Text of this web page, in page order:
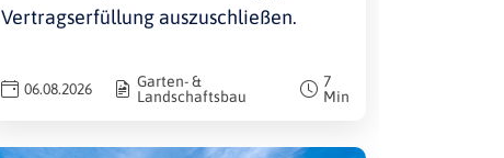
Vertragserfüllung auszuschließen.
06.08.2026
Garten- &
Landschaftsbau
7
Min